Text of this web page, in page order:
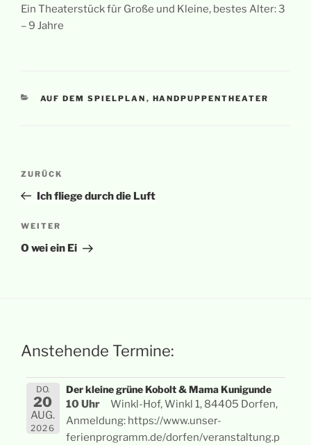
Ein Theaterstück für Große und Kleine, bestes Alter: 3
– 9 Jahre
KATEGORIEN
AUF DEM SPIELPLAN , HANDPUPPENTHEATER
Beitragsnavigation
Vorheriger
Beitrag
ZURÜCK
Ich fliege durch die Luft
Nächster
Beitrag
WEITER
O wei ein Ei
Anstehende Termine:
DO.
20
AUG.
2026
Der kleine grüne Kobolt & Mama Kunigunde
10 Uhr
Winkl-Hof, Winkl 1, 84405 Dorfen,
Anmeldung: https://www.unser-
ferienprogramm.de/dorfen/veranstaltung.p